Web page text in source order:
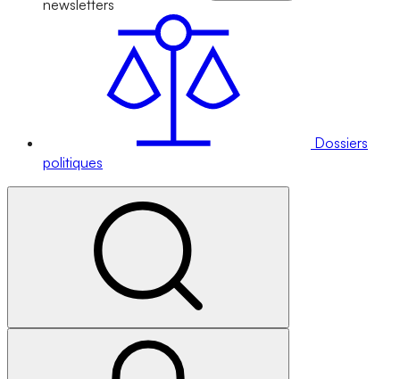
newsletters
Dossiers
politiques